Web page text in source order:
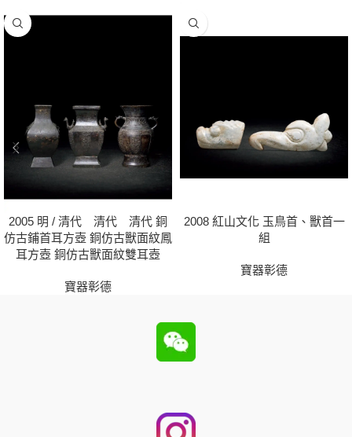
2005 明 / 清代 清代 清代 銅
仿古鋪首耳方壺 銅仿古獸面紋鳳
耳方壺 銅仿古獸面紋雙耳壺
寶器彰德
2008 紅山文化 玉鳥首、獸首一
組
寶器彰德